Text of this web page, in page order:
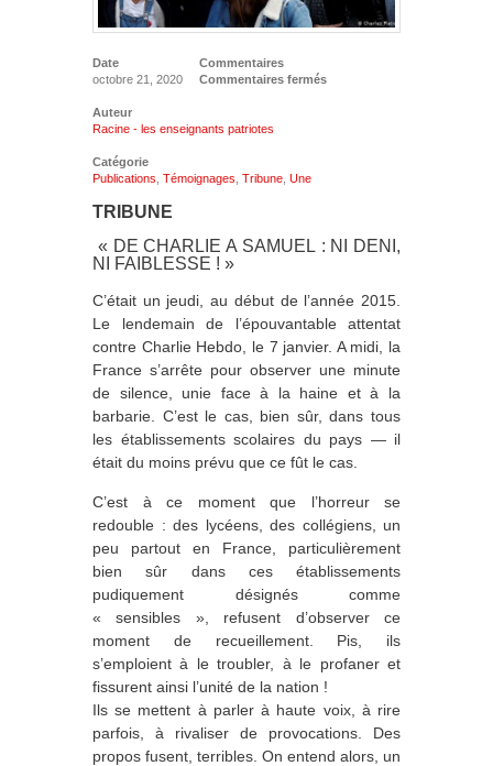
Date
octobre 21, 2020
Commentaires
Commentaires fermés
Auteur
Racine - les enseignants patriotes
Catégorie
Publications Témoignages Tribune Une
TRIBUNE
« DE CHARLIE A SAMUEL : NI DENI,
NI FAIBLESSE ! »
C’était un jeudi, au début de l’année 2015.
Le lendemain de l’épouvantable attentat
contre Charlie Hebdo, le 7 janvier. A midi, la
France s’arrête pour observer une minute
de silence, unie face à la haine et à la
barbarie. C’est le cas, bien sûr, dans tous
les établissements scolaires du pays — il
était du moins prévu que ce fût le cas.
C’est à ce moment que l’horreur se
redouble : des lycéens, des collégiens, un
peu partout en France, particulièrement
bien sûr dans ces établissements
pudiquement désignés comme
« sensibles », refusent d’observer ce
moment de recueillement. Pis, ils
s’emploient à le troubler, à le profaner et
fissurent ainsi l’unité de la nation !
Ils se mettent à parler à haute voix, à rire
parfois, à rivaliser de provocations. Des
propos fusent, terribles. On entend alors, un